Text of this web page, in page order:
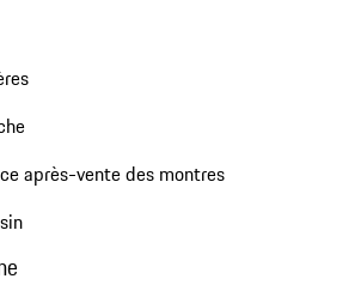
après-vente des montres